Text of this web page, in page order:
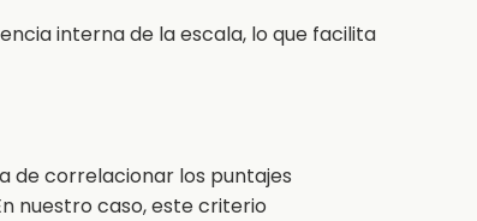
interna de la escala, lo que facilita
de correlacionar los puntajes
nuestro caso, este criterio